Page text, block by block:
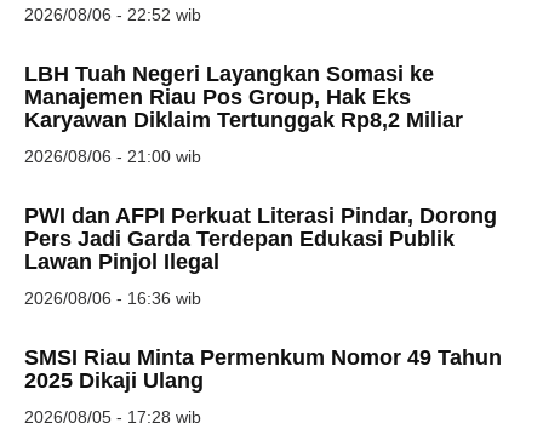
2026/08/06 - 22:52 wib
LBH Tuah Negeri Layangkan Somasi ke
Manajemen Riau Pos Group, Hak Eks
Karyawan Diklaim Tertunggak Rp8,2 Miliar
2026/08/06 - 21:00 wib
PWI dan AFPI Perkuat Literasi Pindar, Dorong
Pers Jadi Garda Terdepan Edukasi Publik
Lawan Pinjol Ilegal
2026/08/06 - 16:36 wib
SMSI Riau Minta Permenkum Nomor 49 Tahun
2025 Dikaji Ulang
2026/08/05 - 17:28 wib